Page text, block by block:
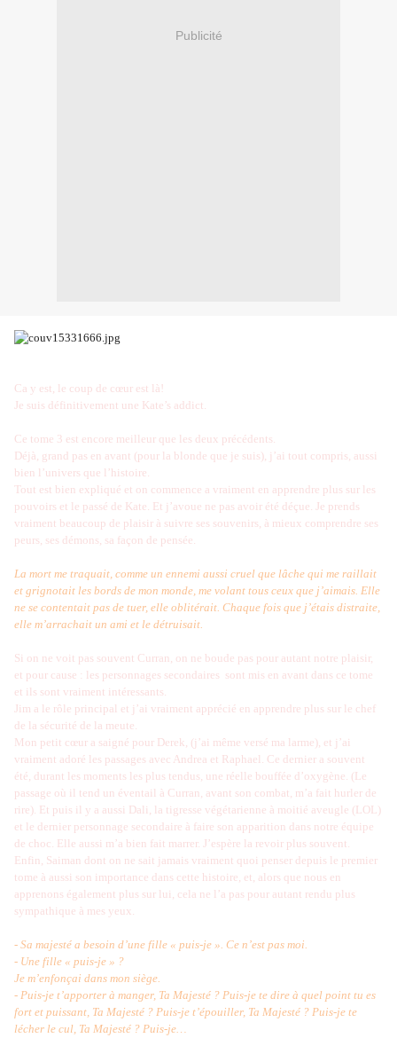
Publicité
Ca y est, le coup de cœur est là!
Je suis définitivement une Kate’s addict.
Ce tome 3 est encore meilleur que les deux précédents.
Déjà, grand pas en avant (pour la blonde que je suis), j’ai tout compris, aussi
bien l’univers que l’histoire.
Tout est bien expliqué et on commence a vraiment en apprendre plus sur les
pouvoirs et le passé de Kate. Et j’avoue ne pas avoir été déçue. Je prends
vraiment beaucoup de plaisir à suivre ses souvenirs, à mieux comprendre ses
peurs, ses démons, sa façon de pensée.
La mort me traquait, comme un ennemi aussi cruel que lâche qui me raillait
et grignotait les bords de mon monde, me volant tous ceux que j’aimais. Elle
ne se contentait pas de tuer, elle oblitérait. Chaque fois que j’étais distraite,
elle m’arrachait un ami et le détruisait.
Si on ne voit pas souvent Curran, on ne boude pas pour autant notre plaisir,
et pour cause : les personnages secondaires sont mis en avant dans ce tome
et ils sont vraiment intéressants.
Jim a le rôle principal et j’ai vraiment apprécié en apprendre plus sur le chef
de la sécurité de la meute.
Mon petit cœur a saigné pour Derek, (j’ai même versé ma larme), et j’ai
vraiment adoré les passages avec Andrea et Raphael. Ce dernier a souvent
été, durant les moments les plus tendus, une réelle bouffée d’oxygène. (Le
passage où il tend un éventail à Curran, avant son combat, m’a fait hurler de
rire). Et puis il y a aussi Dali, la tigresse végétarienne à moitié aveugle (LOL)
et le dernier personnage secondaire à faire son apparition dans notre équipe
de choc. Elle aussi m’a bien fait marrer. J’espère la revoir plus souvent.
Enfin, Saiman dont on ne sait jamais vraiment quoi penser depuis le premier
tome à aussi son importance dans cette histoire, et, alors que nous en
apprenons également plus sur lui, cela ne l’a pas pour autant rendu plus
sympathique à mes yeux.
- Sa majesté a besoin d’une fille « puis-je ». Ce n’est pas moi.
- Une fille « puis-je » ?
Je m’enfonçai dans mon siège.
- Puis-je t’apporter à manger, Ta Majesté ? Puis-je te dire à quel point tu es
fort et puissant, Ta Majesté ? Puis-je t’épouiller, Ta Majesté ? Puis-je te
lécher le cul, Ta Majesté ? Puis-je…